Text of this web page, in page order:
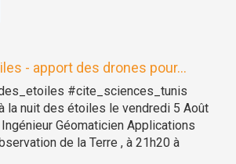
- apport des drones pour...
#cite_sciences_tunis
la nuit des étoiles le vendredi 5 Août
Géomaticien Applications
de la Terre , à 21h20 à